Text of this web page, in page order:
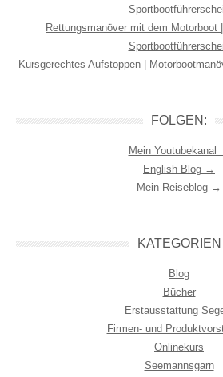
Rettungsmanöver mit dem Motorboot
Kursgerechtes Aufstoppen |
FOLGEN:
Mein Youtubekanal
English Blog →
Mein Reiseblog →
KATEGORIEN
Blog
Bücher
Erstausstattung
Firmen- und
Onlinekurs
Seemannsgarn